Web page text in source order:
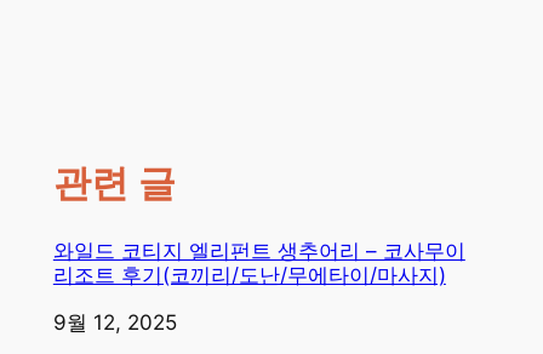
관련 글
와일드 코티지 엘리펀트 생추어리 – 코사무이
리조트 후기(코끼리/도난/무에타이/마사지)
일자
9월 12, 2025